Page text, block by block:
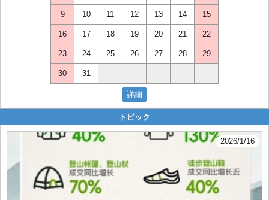
9 10 11 12 13 14 15
16 17 18 19 20 21 22
23 24 25 26 27 28 29
30 31
トピック
2026/1/16